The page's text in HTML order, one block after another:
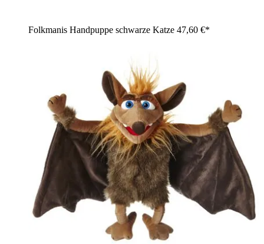
Folkmanis Handpuppe schwarze Katze 47,60 €*